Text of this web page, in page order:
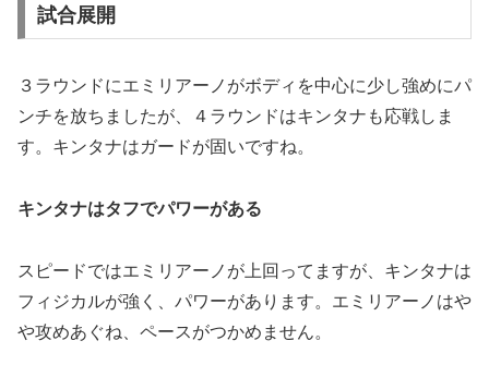
試合展開
３ラウンドにエミリアーノがボディを中心に少し強めにパ
ンチを放ちましたが、４ラウンドはキンタナも応戦しま
す。キンタナはガードが固いですね。
キンタナはタフでパワーがある
スピードではエミリアーノが上回ってますが、キンタナは
フィジカルが強く、パワーがあります。エミリアーノはや
や攻めあぐね、ペースがつかめません。